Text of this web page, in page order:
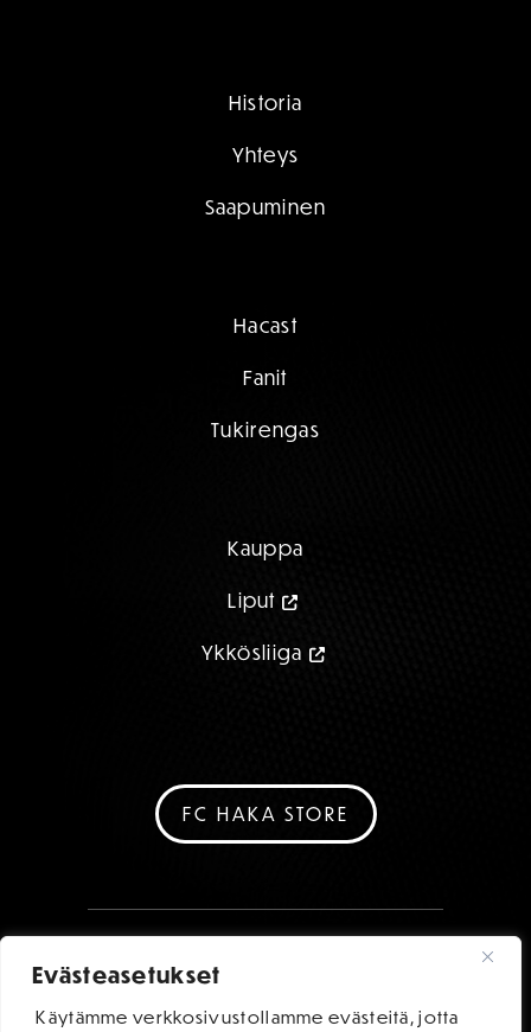
Evästeasetukset
Käytämme verkkosivustollamme evästeitä, jotta
Historia
Yhteys
Saapuminen
Hacast
Fanit
Tukirengas
Kauppa
Liput
Ykkösliiga
FC HAKA STORE